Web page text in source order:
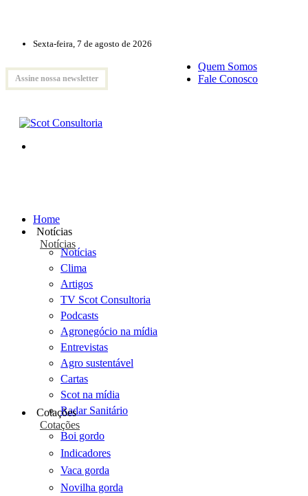
Sexta-feira, 7 de agosto de 2026
Assine nossa newsletter
Quem Somos
Fale Conosco
Home
Notícias
Notícias
Notícias
Clima
Artigos
TV Scot Consultoria
Podcasts
Agronegócio na mídia
Entrevistas
Agro sustentável
Cartas
Scot na mídia
Radar Sanitário
Cotações
Cotações
Boi gordo
Indicadores
Vaca gorda
Novilha gorda